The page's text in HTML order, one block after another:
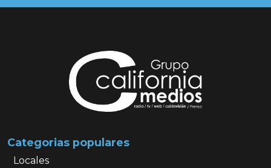
Categorias populares
Locales